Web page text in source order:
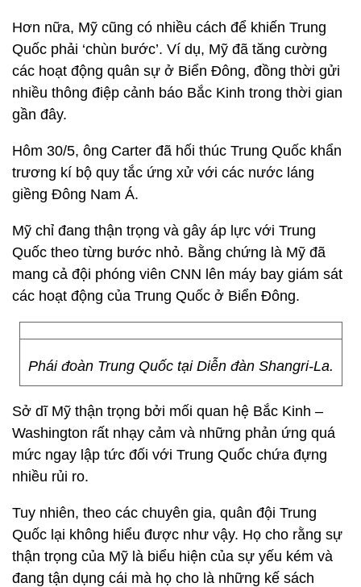
Hơn nữa, Mỹ cũng có nhiều cách để khiến Trung
Quốc phải ‘chùn bước’. Ví dụ, Mỹ đã tăng cường
các hoạt động quân sự ở Biển Đông, đồng thời gửi
nhiều thông điệp cảnh báo Bắc Kinh trong thời gian
gần đây.
Hôm 30/5, ông Carter đã hối thúc Trung Quốc khẩn
trương kí bộ quy tắc ứng xử với các nước láng
giềng Đông Nam Á.
Mỹ chỉ đang thận trọng và gây áp lực với Trung
Quốc theo từng bước nhỏ. Bằng chứng là Mỹ đã
mang cả đội phóng viên CNN lên máy bay giám sát
các hoạt động của Trung Quốc ở Biển Đông.
Phái đoàn Trung Quốc tại Diễn đàn Shangri-La.
Sở dĩ Mỹ thận trọng bởi mối quan hệ Bắc Kinh –
Washington rất nhạy cảm và những phản ứng quá
mức ngay lập tức đối với Trung Quốc chứa đựng
nhiều rủi ro.
Tuy nhiên, theo các chuyên gia, quân đội Trung
Quốc lại không hiểu được như vậy. Họ cho rằng sự
thận trọng của Mỹ là biểu hiện của sự yếu kém và
đang tận dụng cái mà họ cho là những kế sách